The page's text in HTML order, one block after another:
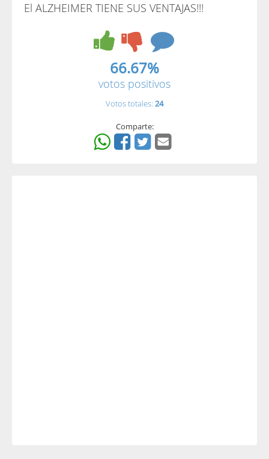
El ALZHEIMER TIENE SUS VENTAJAS!!!
66.67%
votos positivos
Votos totales: 24
Comparte: